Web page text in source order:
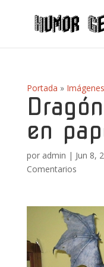
Portada »
en
por admin | Jun 8,
Comentarios